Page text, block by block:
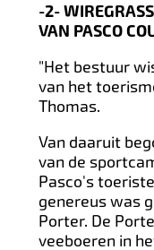
-2-
VAN PASCO
"Het bestuur
van het
Thomas.
Van daaruit
van de
Pasco's
genereus was
Porter. De
veeboeren in